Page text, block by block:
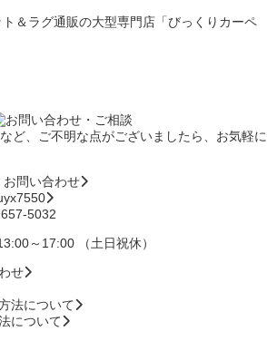
ト＆ラグ通販の大型専門店「びっくりカーペ
ど、ご不明な点がございましたら、お気軽に
お問い合わせ
5032
～17:00 （土日祝休）
せ
法について
について